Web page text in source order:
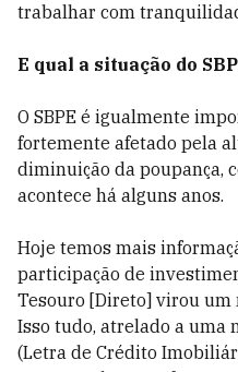
trabalhar com
E qual a situação do
O SBPE é igualmente
fortemente afetado pela
diminuição da poupança,
acontece há alguns anos.
Hoje temos mais
participação de
Tesouro [Direto] virou
Isso tudo, atrelado a uma
(Letra de Crédito